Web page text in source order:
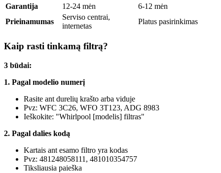
Garantija
12-24 mėn
6-12 mėn
Prieinamumas
Serviso centrai,
internetas
Platus pasirinkimas
Kaip rasti tinkamą filtrą?
3 būdai:
1. Pagal modelio numerį
Rasite ant durelių krašto arba viduje
Pvz: WFC 3C26, WFO 3T123, ADG 8983
Ieškokite: "Whirlpool [modelis] filtras"
2. Pagal dalies kodą
Kartais ant esamo filtro yra kodas
Pvz: 481248058111, 481010354757
Tiksliausia paieška